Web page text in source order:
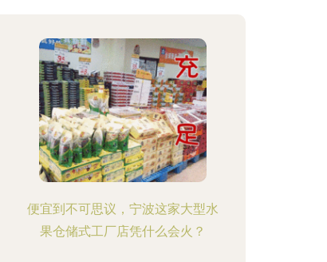
便宜到不可思议，宁波这家大型水
果仓储式工厂店凭什么会火？